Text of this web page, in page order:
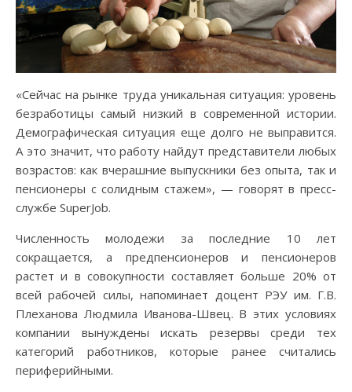
«Сейчас на рынке труда уникальная ситуация: уровень
безработицы самый низкий в современной истории.
Демографическая ситуация еще долго не выправится.
А это значит, что работу найдут представители любых
возрастов: как вчерашние выпускники без опыта, так и
пенсионеры с солидным стажем», — говорят в пресс-
службе SuperJob.
Численность молодежи за последние 10 лет
сокращается, а предпенсионеров и пенсионеров
растет и в совокупности составляет больше 20% от
всей рабочей силы, напоминает доцент РЭУ им. Г.В.
Плеханова Людмила Иванова-Швец. В этих условиях
компании вынуждены искать резервы среди тех
категорий работников, которые ранее считались
периферийными.